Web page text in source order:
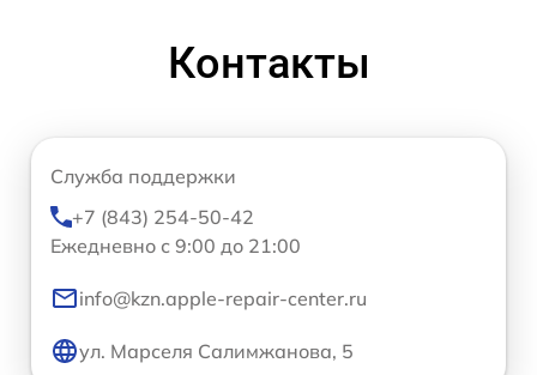
Контакты
Служба поддержки
+7 (843) 254-50-42
Ежедневно с 9:00 до 21:00
info@kzn.apple-repair-center.ru
ул. Марселя Салимжанова, 5